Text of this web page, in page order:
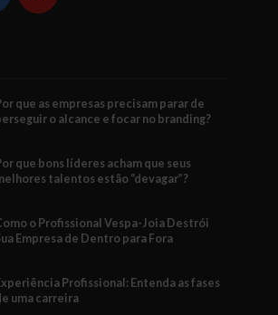
que as empresas precisam parar de
o alcance e focar no branding?
que bons líderes acham que seus
talentos estão “devagar”?
o Profissional Vespa-Joia Destrói
Empresa de Dentro para Fora
Profissional: Entenda as fases
uma carreira